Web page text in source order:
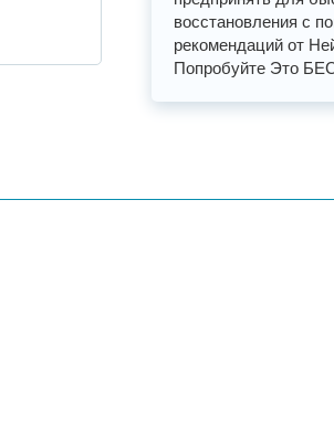
восстановления с
рекомендаций от
Попробуйте Это